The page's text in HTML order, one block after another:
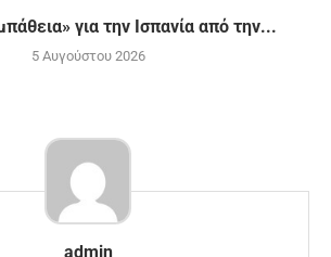
για την Ισπανία από την...
5 Αυγούστου 2026
admin